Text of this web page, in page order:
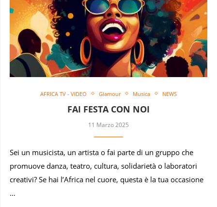
AFRICA TV - VIDEO Glamour Musica NEWS
FAI FESTA CON NOI
11 Marzo 2025
Sei un musicista, un artista o fai parte di un gruppo che
promuove danza, teatro, cultura, solidarietà o laboratori
creativi? Se hai l’Africa nel cuore, questa è la tua occasione
…